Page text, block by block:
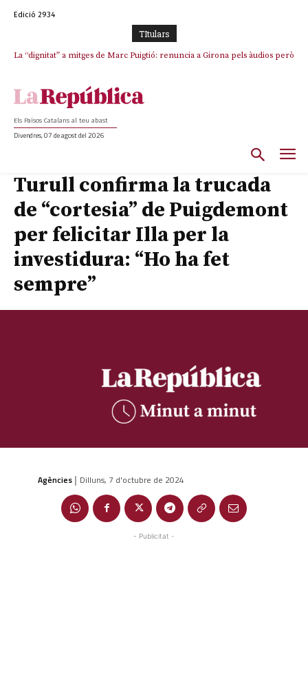
Edició 2934
TItulars
La “dignitat” a mitges de Marc Puigtió: renuncia a Girona pels àudios però
Junts exigeix que Catalunya quedi “fora” del repartiment dels menors
Els Països Catalans al teu abast
Divendres, 07 de agost del 2026
Turull confirma la trucada
de “cortesia” de Puigdemont
per felicitar Illa per la
investidura: “Ho ha fet
sempre”
Agències | Dilluns, 7 d'octubre de 2024
- Publicitat -